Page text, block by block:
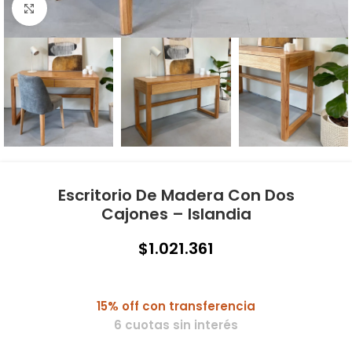
Click to enlarge
Escritorio De Madera Con Dos
Cajones – Islandia
$1.021.361
15% off con transferencia
6 cuotas sin interés